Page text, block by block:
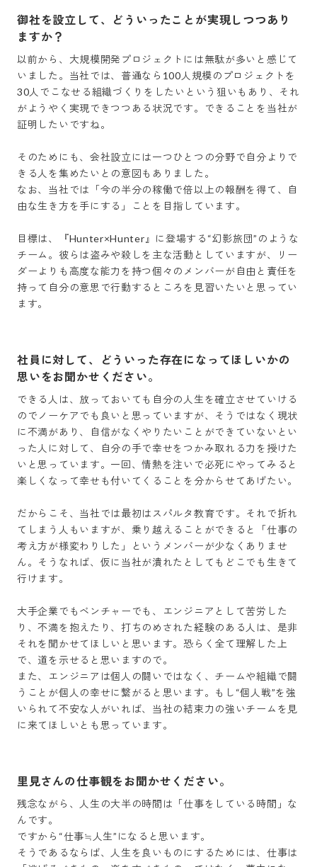
御社を設立して、どういったことが実現しつつあり
ますか？
以前から、大規模開発プロジェクトには無駄が多いと感じて
いました。当社では、普通なら100人規模のプロジェクトを
30人でこなせる組織づくりをしたいという狙いもあり、それ
がようやく実現できつつある状況です。できることを当社が
証明したいですね。
そのためにも、会社設立には一つひとつの分野で自分よりで
きる人を集めたいとの意図もありました。
なお、当社では「今の半分の稼働で倍以上の報酬を得て、自
由な生き方を手にする」ことを目指しています。
目標は、『Hunter×Hunter』に登場する“幻影旅団”のような
チーム。彼らは盗みや殺しを主な活動としていますが、リー
ダーよりも高度な能力を持つ個々のメンバーが自由と責任を
持って自分の意思で行動するところを見習いたいと思ってい
ます。
社員に対して、どういった存在になってほしいかの
思いをお聞かせください。
できる人は、放っておいても自分の人生を確立させていける
のでノーケアでも良いと思っていますが、そうではなく現状
に不満があり、自信がなくやりたいことができていないとい
った人に対して、自分の手で幸せをつかみ取れる力を授けた
いと思っています。一回、情熱を注いで必死にやってみると
楽しくなって幸せも付いてくることを分からせてあげたい。
だからこそ、当社では最初はスパルタ教育です。それで折れ
てしまう人もいますが、乗り越えることができると「仕事の
考え方が様変わりした」というメンバーが少なくありませ
ん。そうなれば、仮に当社が潰れたとしてもどこでも生きて
行けます。
大手企業でもベンチャーでも、エンジニアとして苦労した
り、不満を抱えたり、打ちのめされた経験のある人は、是非
それを聞かせてほしいと思います。恐らく全て理解した上
で、道を示せると思いますので。
また、エンジニアは個人の闘いではなく、チームや組織で闘
うことが個人の幸せに繋がると思います。もし“個人戦”を強
いられて不安な人がいれば、当社の結束力の強いチームを見
に来てほしいとも思っています。
里見さんの仕事観をお聞かせください。
残念ながら、人生の大半の時間は「仕事をしている時間」な
んです。
ですから“仕事≒人生”になると思います。
そうであるならば、人生を良いものにするためには、仕事は